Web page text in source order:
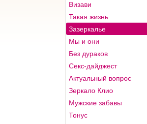
Визави
Такая жизнь
Зазеркалье
Мы и они
Без дураков
Секс-дайджест
Актуальный вопрос
Зеркало Клио
Мужские забавы
Тонус